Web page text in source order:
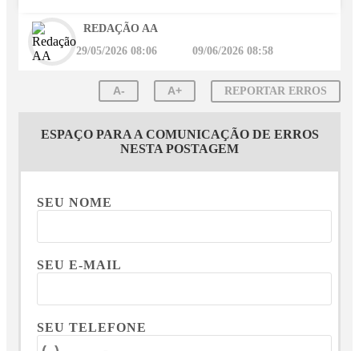
REDAÇÃO AA
29/05/2026 08:06 09/06/2026 08:58
A- A+ REPORTAR ERROS
ESPAÇO PARA A COMUNICAÇÃO DE ERROS
NESTA POSTAGEM
SEU NOME
SEU E-MAIL
SEU TELEFONE